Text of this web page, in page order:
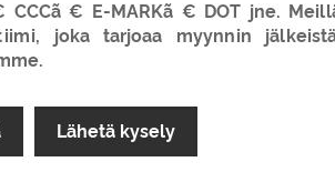
CCCã € E-MARKã € DOT jne.
joka tarjoaa myynnin
Lähetä kysely